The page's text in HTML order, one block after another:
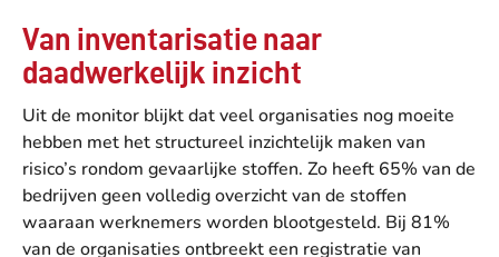
Van inventarisatie naar
daadwerkelijk inzicht
Uit de monitor blijkt dat veel organisaties nog moeite
hebben met het structureel inzichtelijk maken van
risico’s rondom gevaarlijke stoffen. Zo heeft 65% van de
bedrijven geen volledig overzicht van de stoffen
waaraan werknemers worden blootgesteld. Bij 81%
van de organisaties ontbreekt een registratie van